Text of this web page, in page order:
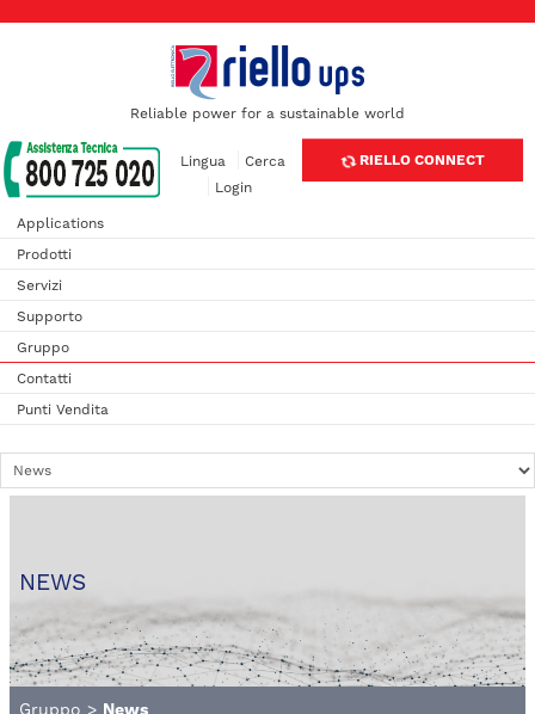
Reliable power for a sustainable world
RIELLO CONNECT
Lingua
Cerca
Login
Applications
Prodotti
Servizi
Supporto
Gruppo
Contatti
Punti Vendita
NEWS
Gruppo > News